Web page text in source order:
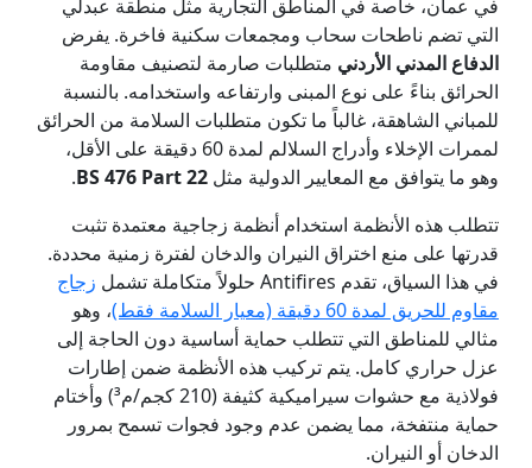
في عمان، خاصة في المناطق التجارية مثل منطقة عبدلي
التي تضم ناطحات سحاب ومجمعات سكنية فاخرة. يفرض
الدفاع المدني الأردني متطلبات صارمة لتصنيف مقاومة
الحرائق بناءً على نوع المبنى وارتفاعه واستخدامه. بالنسبة
للمباني الشاهقة، غالباً ما تكون متطلبات السلامة من الحرائق
لممرات الإخلاء وأدراج السلالم لمدة 60 دقيقة على الأقل،
وهو ما يتوافق مع المعايير الدولية مثل BS 476 Part 22
.
تتطلب هذه الأنظمة استخدام أنظمة زجاجية معتمدة تثبت
قدرتها على منع اختراق النيران والدخان لفترة زمنية محددة.
في هذا السياق، تقدم Antifires حلولاً متكاملة تشمل
زجاج
مقاوم للحريق لمدة 60 دقيقة (معيار السلامة فقط)
، وهو
مثالي للمناطق التي تتطلب حماية أساسية دون الحاجة إلى
عزل حراري كامل. يتم تركيب هذه الأنظمة ضمن إطارات
فولاذية مع حشوات سيراميكية كثيفة (210 كجم/م³) وأختام
حماية منتفخة، مما يضمن عدم وجود فجوات تسمح بمرور
الدخان أو النيران.